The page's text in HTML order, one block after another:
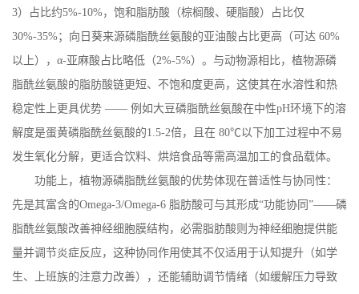
3）占比约5%-10%，饱和脂肪酸（棕榈酸、硬脂酸）占比仅
30%-35%；向日葵来源磷脂酰丝氨酸的亚油酸占比更高（可达 60%
以上），α-亚麻酸占比略低（2%-5%）。与动物源相比，植物源磷
脂酰丝氨酸的脂肪酸链更短、不饱和度更高，这使其在水溶性和热
稳定性上更具优势 —— 例如大豆磷脂酰丝氨酸在中性pH环境下的溶
解度是蛋黄磷脂酰丝氨酸的1.5-2倍，且在 80℃以下加工过程中不易
发生氧化分解，更适合饮料、烘焙食品等需高温加工的食品载体。
功能上，植物源磷脂酰丝氨酸的优势体现在普适性与协同性：
先是其富含的Omega-3/Omega-6 脂肪酸可与其形成“功能协同”——磷
脂酰丝氨酸改善神经细胞膜结构，必需脂肪酸则为神经细胞提供能
量并调节炎症反应，这种协同作用使其不仅适用于认知提升（如学
生、上班族的注意力改善），还能辅助调节情绪（如缓解压力导致